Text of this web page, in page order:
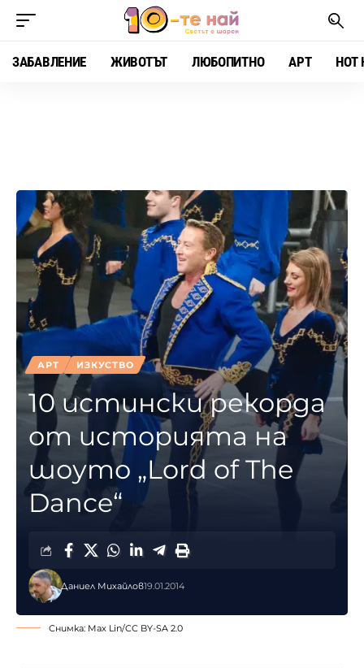
ЗАБАВЛЕНИЕ ЖИВОТЪТ ЛЮБОПИТНО АРТ HOT
АРТ ИЗКУСТВО
10 истински рекорда
от историята на
шоуто „Lord of The
Dance“
Даниел Михайлов19.01.2014
Снимка: Max Lin/CC BY-SA 2.0